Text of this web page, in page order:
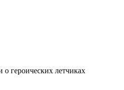
героических летчиках